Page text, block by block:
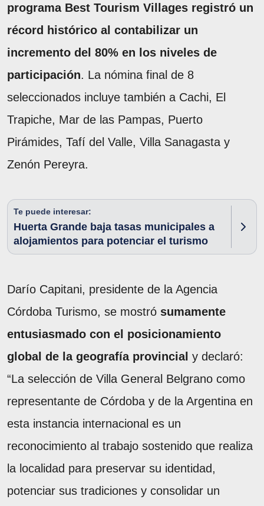
programa Best Tourism Villages registró un
récord histórico al contabilizar un
incremento del 80% en los niveles de
participación. La nómina final de 8
seleccionados incluye también a Cachi, El
Trapiche, Mar de las Pampas, Puerto
Pirámides, Tafí del Valle, Villa Sanagasta y
Zenón Pereyra.
Te puede interesar:
Huerta Grande baja tasas municipales a
alojamientos para potenciar el turismo
Darío Capitani, presidente de la Agencia
Córdoba Turismo, se mostró sumamente
entusiasmado con el posicionamiento
global de la geografía provincial y declaró:
“La selección de Villa General Belgrano como
representante de Córdoba y de la Argentina en
esta instancia internacional es un
reconocimiento al trabajo sostenido que realiza
la localidad para preservar su identidad,
potenciar sus tradiciones y consolidar un